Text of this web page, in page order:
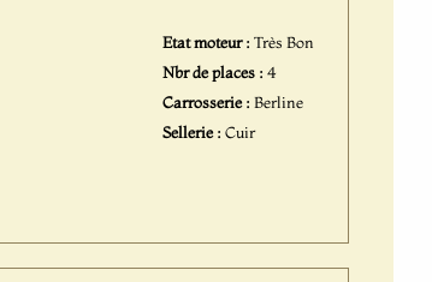
Etat moteur :Très Bon
Nbr de places :4
Carrosserie :Berline
Sellerie :Cuir